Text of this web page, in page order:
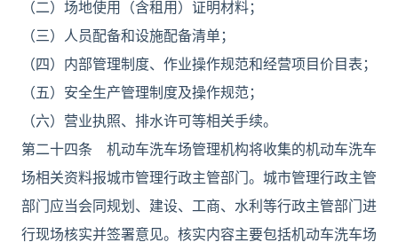
（二）场地使用（含租用）证明材料；
（三）人员配备和设施配备清单；
（四）内部管理制度、作业操作规范和经营项目价目表；
（五）安全生产管理制度及操作规范；
（六）营业执照、排水许可等相关手续。
第二十四条 机动车洗车场管理机构将收集的机动车洗车
场相关资料报城市管理行政主管部门。城市管理行政主管
部门应当会同规划、建设、工商、水利等行政主管部门进
行现场核实并签署意见。核实内容主要包括机动车洗车场